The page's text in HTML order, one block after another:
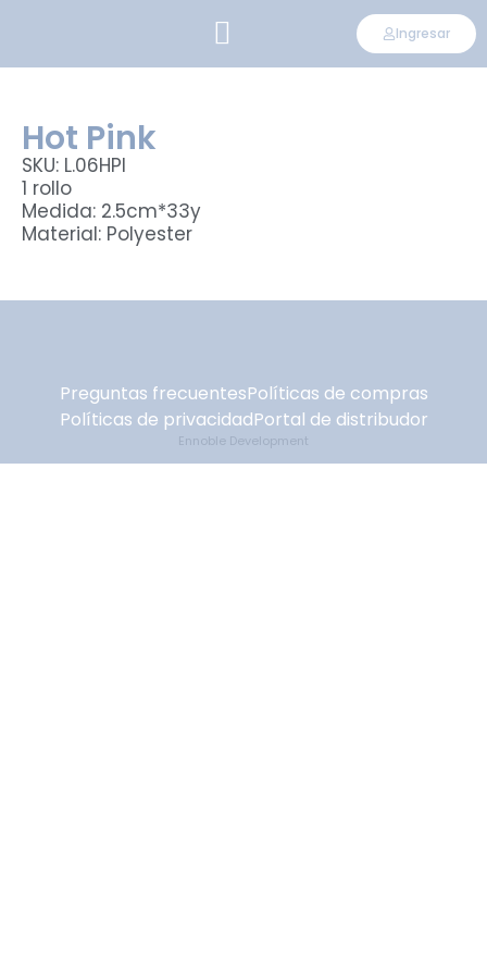
Ingresar
Hot Pink
SKU: L.06HPI
1 rollo
Medida: 2.5cm*33y
Material: Polyester
Preguntas frecuentesPolíticas de compras
Políticas de privacidadPortal de distribudor
Ennoble Development